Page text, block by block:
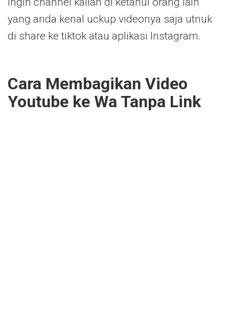
yang anda kenal uckup videonya saja utnuk
di share ke tiktok atau aplikasi Instagram.
Cara Membagikan Video
Youtube ke Wa Tanpa Link